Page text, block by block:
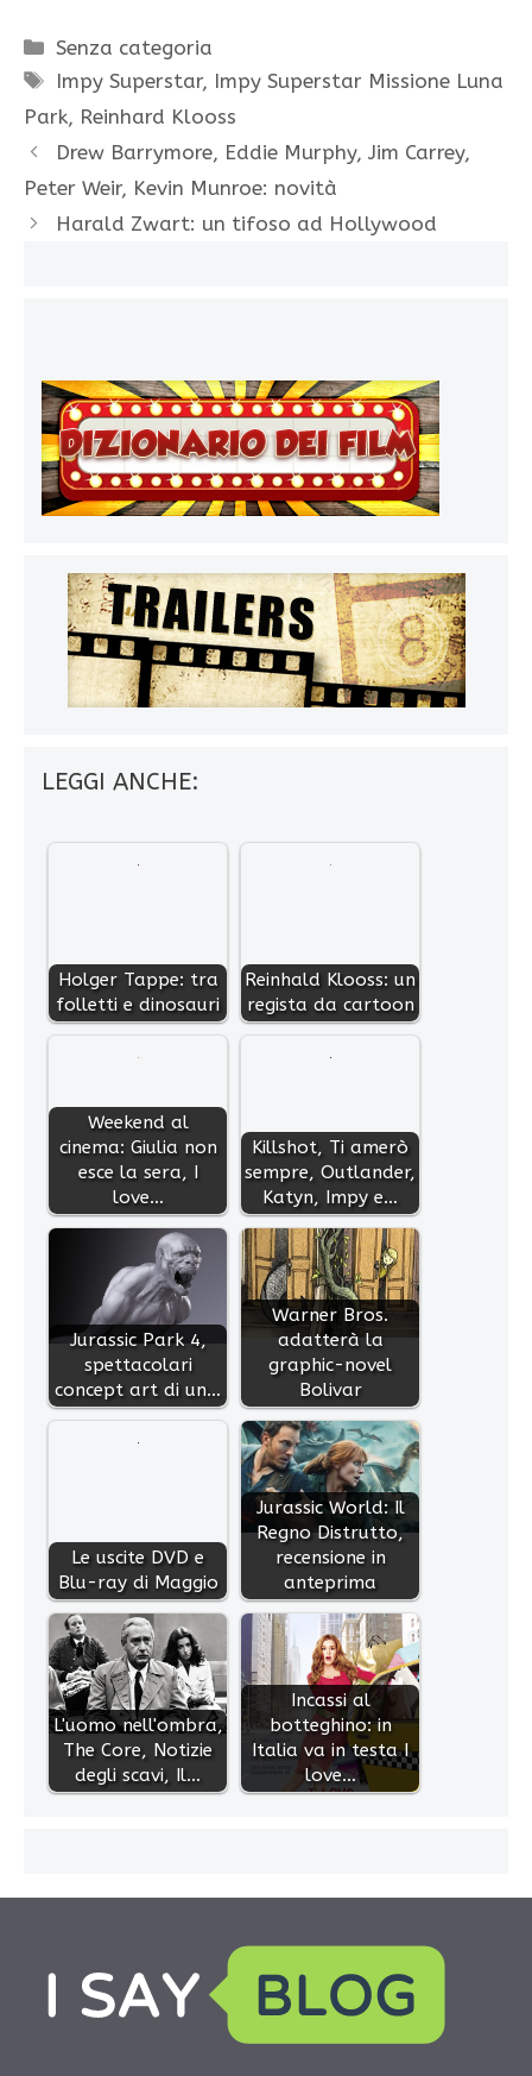
Categorie
Senza categoria
Tag
Impy Superstar, Impy Superstar Missione Luna
Park, Reinhard Klooss
Drew Barrymore, Eddie Murphy, Jim Carrey,
Peter Weir, Kevin Munroe: novità
Harald Zwart: un tifoso ad Hollywood
LEGGI ANCHE:
Holger Tappe: tra
folletti e dinosauri
Reinhald Klooss: un
regista da cartoon
Weekend al
cinema: Giulia non
esce la sera, I
love…
Killshot, Ti amerò
sempre, Outlander,
Katyn, Impy e…
Jurassic Park 4,
spettacolari
concept art di un…
Warner Bros.
adatterà la
graphic-novel
Bolivar
Le uscite DVD e
Blu-ray di Maggio
Jurassic World: Il
Regno Distrutto,
recensione in
anteprima
L'uomo nell'ombra,
The Core, Notizie
degli scavi, Il…
Incassi al
botteghino: in
Italia va in testa I
love…